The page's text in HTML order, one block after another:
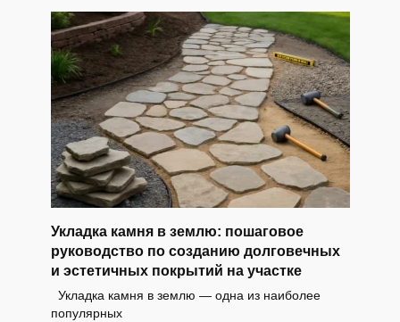
Укладка камня в землю: пошаговое
руководство по созданию долговечных
и эстетичных покрытий на участке
Укладка камня в землю — одна из наиболее
популярных